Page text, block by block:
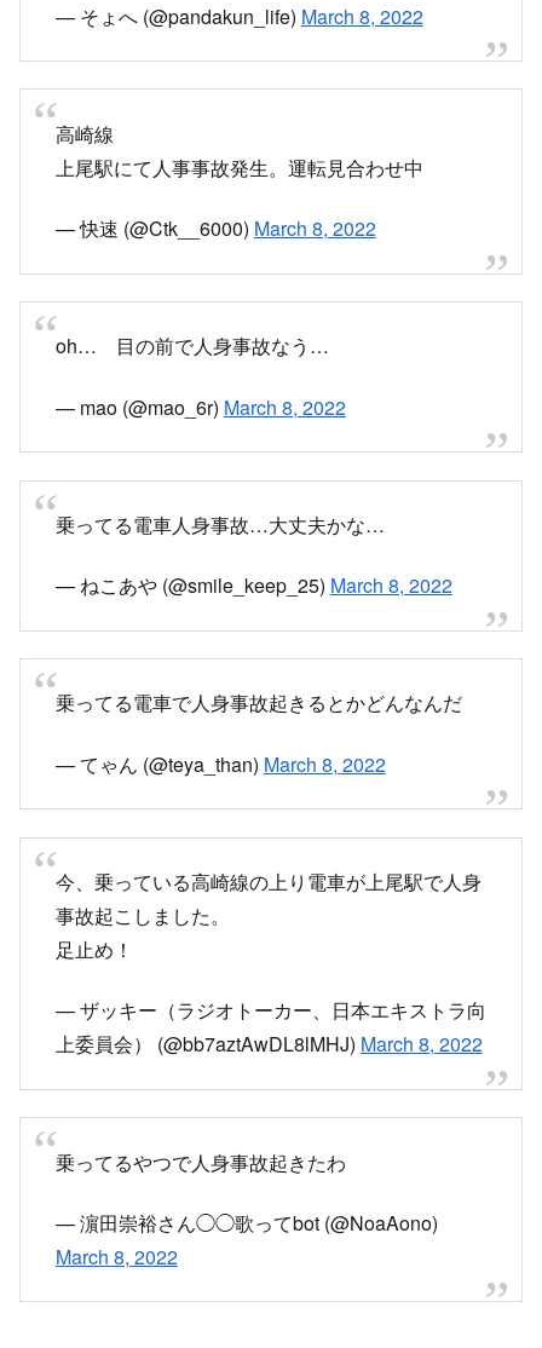
— そょへ (@pandakun_life) March 8, 2022
高崎線
上尾駅にて人事事故発生。運転見合わせ中
— 快速 (@Ctk__6000) March 8, 2022
oh… 目の前で人身事故なう…
— mao (@mao_6r) March 8, 2022
乗ってる電車人身事故…大丈夫かな…
— ねこあや (@smile_keep_25) March 8, 2022
乗ってる電車で人身事故起きるとかどんなんだ
— てゃん (@teya_than) March 8, 2022
今、乗っている高崎線の上り電車が上尾駅で人身
事故起こしました。
足止め！
— ザッキー（ラジオトーカー、日本エキストラ向
上委員会） (@bb7aztAwDL8lMHJ) March 8, 2022
乗ってるやつで人身事故起きたわ
— 濵田崇裕さん◯◯歌ってbot (@NoaAono)
March 8, 2022